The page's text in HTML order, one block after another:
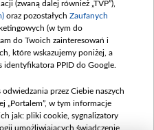
(zwaną dalej również „TVP”),
oraz pozostałych Zaufanych
(w tym do
do Twoich zainteresowań i
które wskazujemy poniżej, a
identyfikatora PPID do Google.
przez Ciebie naszych
„Portalem”, w tym informacje
jak: pliki cookie, sygnalizatory
umożliwiających świadczenie